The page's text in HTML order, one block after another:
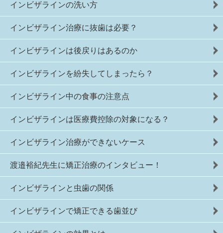
インビザラインの洗い方
インビザライン治療に抜歯は必要？
インビザラインは後戻りはあるのか
インビザラインを紛失してしまったら？
インビザライン中の食事の注意点
インビザラインは医療費控除の対象になる？
インビザライン治療ができないケース
渡邉裕紀先生に矯正治療のインタビュー！
インビザラインと虫歯の関係
インビザラインで矯正できる歯並び